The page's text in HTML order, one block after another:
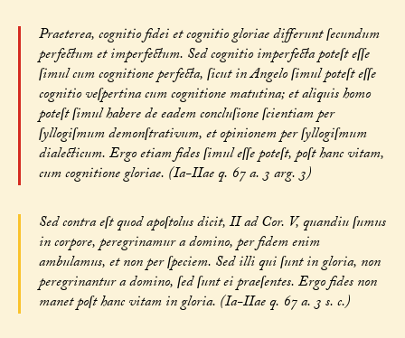
Praeterea, cognitio fidei et cognitio gloriae differunt ſecundum
perfectum et imperfectum. Sed cognitio imperfecta poteſt eſſe
ſimul cum cognitione perfecta, ſicut in Angelo ſimul poteſt eſſe
cognitio veſpertina cum cognitione matutina; et aliquis homo
poteſt ſimul habere de eadem concluſione ſcientiam per
ſyllogiſmum demonſtrativum, et opinionem per ſyllogiſmum
dialecticum. Ergo etiam fides ſimul eſſe poteſt, poſt hanc vitam,
cum cognitione gloriae. (Ia-IIae q. 67 a. 3 arg. 3)
Sed contra eſt quod apoſtolus dicit, II ad Cor. V, quandiu ſumus
in corpore, peregrinamur a domino, per fidem enim
ambulamus, et non per ſpeciem. Sed illi qui ſunt in gloria, non
peregrinantur a domino, ſed ſunt ei praeſentes. Ergo fides non
manet poſt hanc vitam in gloria. (Ia-IIae q. 67 a. 3 s. c.)